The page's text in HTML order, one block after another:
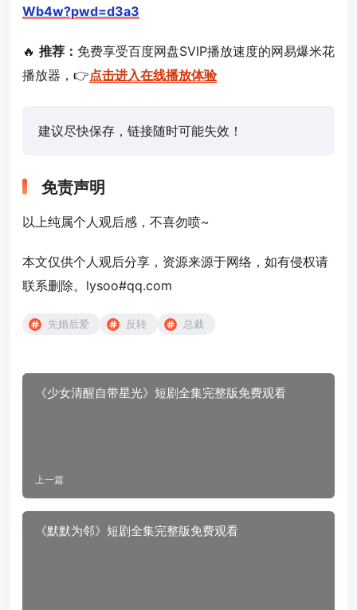
Wb4w?pwd=d3a3
🔥 推荐： 免费享受百度网盘SVIP播放速度的网易爆米花
播放器，👉点击进入在线播放体验
建议尽快保存，链接随时可能失效！
免责声明
以上纯属个人观后感，不喜勿喷~
本文仅供个人观后分享，资源来源于网络，如有侵权请
联系删除。lysoo#qq.com
先婚后爱 反转 总裁
《少女清醒自带星光》短剧全集完整版免费观看
上一篇
《默默为邻》短剧全集完整版免费观看